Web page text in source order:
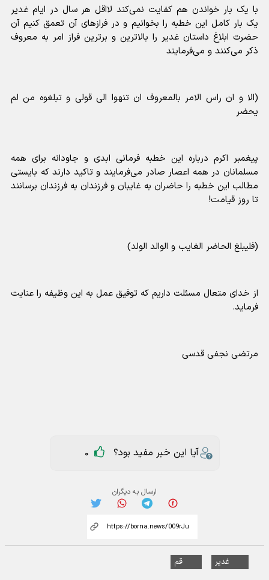
با یک بار خواندن هم کفایت نمی‌کند لااقل هر سال در ایام غدیر
یک بار کامل این خطبه را بخوانیم و در فرازهای آن تعمق کنیم آن
حضرت ابلاغ داستان غدیر را بالاترین و برترین فراز امر به معروف
ذکر می‌کنند و می‌فرمایند
(الا و ان راس الامر بالمعروف ان تنهوا الی قولی و تبلغوه من لم
یحضر
پیغمبر اکرم درباره این خطبه فرمانی ابدی و جاودانه برای همه
مسلمانان در همه اعصار صادر می‌فرمایند و تاکید دارند که بایستی
مطالب این خطبه را حاضران به غایبان و فرزندان به فرزندان برسانند
تا روز قیامت!
(فلیبلغ الحاضر الغایب و الوالد الولد)
از خدای متعال مسئلت داریم که توفیق عمل به این وظیفه را عنایت
فرماید.
مرتضی نجفی قدسی
آیا این خبر مفید بود؟ 0
ارسال به دیگران
غدیر قم